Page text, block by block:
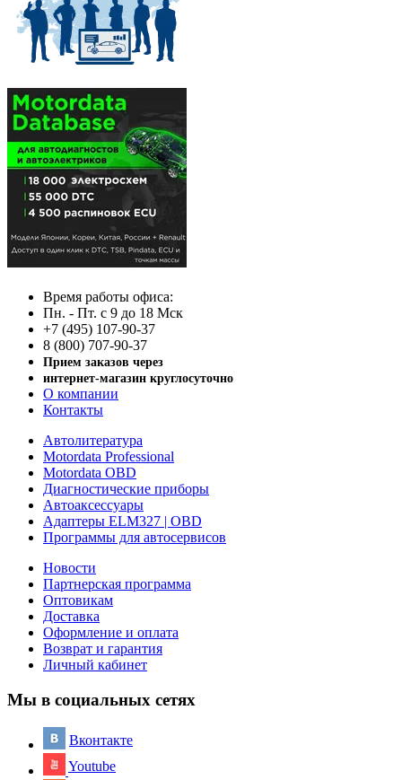
Время работы офиса:
Пн. - Пт. с 9 до 18 Мск
+7 (495) 107-90-37
8 (800) 707-90-37
Прием заказов через
интернет-магазин круглосуточно
О компании
Контакты
Автолитература
Motordata Professional
Motordata OBD
Диагностические приборы
Автоаксессуары
Адаптеры ELM327 | OBD
Программы для автосервисов
Новости
Партнерская программа
Оптовикам
Доставка
Оформление и оплата
Возврат и гарантия
Личный кабинет
Мы в социальных сетях
Вконтакте
Youtube